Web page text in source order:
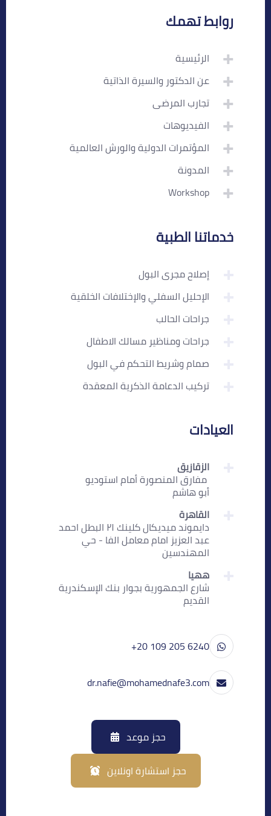
روابط تهمك
الرئيسية
عن الدكتور والسيرة الذاتية
تجارب المرضى
الفيديوهات
المؤتمرات الدولية والورش العالمية
المدونة
Workshop
خدماتنا الطبية
إصلاح مجرى البول
الإحليل السفلي والإختلافات الخلقية
جراحات الحالب
جراحات ومناظير مسالك الاطفال
صمام وشريط التحكم في البول
تركيب الدعامة الذكرية المعقدة
العيادات
الزقازيق
‏ مفارق المنصورة أمام استوديو
أبو هاشم
القاهرة
دايموند ميديكال كلينك ٢١ البطل احمد
عبد العزيز امام معامل الفا - حي
المهندسين
ههيا
شارع الجمهورية بجوار بنك الإسكندرية
القديم
+20 109 205 6240
dr.nafie@mohamednafe3.com
حجز موعد
حجز استشارة اونلاين